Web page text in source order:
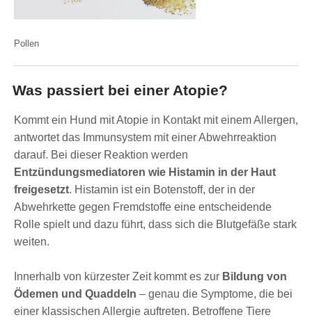
Pollen
Was passiert bei einer Atopie?
Kommt ein Hund mit Atopie in Kontakt mit einem Allergen,
antwortet das Immunsystem mit einer Abwehrreaktion
darauf. Bei dieser Reaktion werden
Entzündungsmediatoren wie Histamin in der Haut
freigesetzt. Histamin ist ein Botenstoff, der in der
Abwehrkette gegen Fremdstoffe eine entscheidende
Rolle spielt und dazu führt, dass sich die Blutgefäße stark
weiten.
Innerhalb von kürzester Zeit kommt es zur Bildung von
Ödemen und Quaddeln – genau die Symptome, die bei
einer klassischen Allergie auftreten. Betroffene Tiere